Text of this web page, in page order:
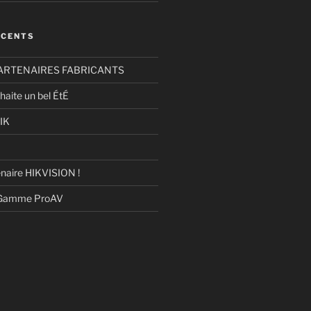
FABRICANTS
un bel ÉtÉ
HIKVISION !
ProAV